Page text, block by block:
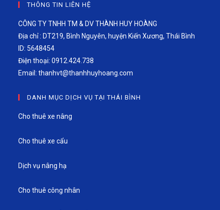
THÔNG TIN LIÊN HỆ
CÔNG TY TNHH TM & DV THÀNH HUY HOÀNG
Địa chỉ : DT219, Bình Nguyên, huyện Kiến Xương, Thái Bình
ID: 5648454
Điện thoại: 0912.424.738
Email:thanhvt@thanhhuyhoang.com
DANH MỤC DỊCH VỤ TẠI THÁI BÌNH
Cho thuê xe nâng
Cho thuê xe cẩu
Dịch vụ nâng hạ
Cho thuê công nhân